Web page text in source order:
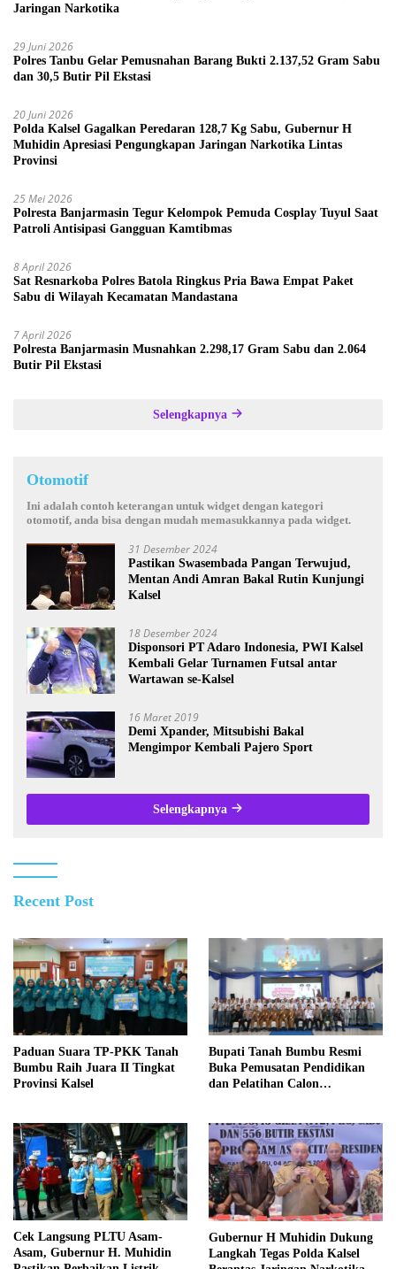
Jaringan Narkotika
29 Juni 2026
Polres Tanbu Gelar Pemusnahan Barang Bukti 2.137,52 Gram Sabu
dan 30,5 Butir Pil Ekstasi
20 Juni 2026
Polda Kalsel Gagalkan Peredaran 128,7 Kg Sabu, Gubernur H
Muhidin Apresiasi Pengungkapan Jaringan Narkotika Lintas
Provinsi
25 Mei 2026
Polresta Banjarmasin Tegur Kelompok Pemuda Cosplay Tuyul Saat
Patroli Antisipasi Gangguan Kamtibmas
8 April 2026
Sat Resnarkoba Polres Batola Ringkus Pria Bawa Empat Paket
Sabu di Wilayah Kecamatan Mandastana
7 April 2026
Polresta Banjarmasin Musnahkan 2.298,17 Gram Sabu dan 2.064
Butir Pil Ekstasi
Selengkapnya
Otomotif
Ini adalah contoh keterangan untuk widget dengan kategori
otomotif, anda bisa dengan mudah memasukkannya pada widget.
31 Desember 2024
Pastikan Swasembada Pangan Terwujud,
Mentan Andi Amran Bakal Rutin Kunjungi
Kalsel
18 Desember 2024
Disponsori PT Adaro Indonesia, PWI Kalsel
Kembali Gelar Turnamen Futsal antar
Wartawan se-Kalsel
16 Maret 2019
Demi Xpander, Mitsubishi Bakal
Mengimpor Kembali Pajero Sport
Selengkapnya
Recent Post
Paduan Suara TP-PKK Tanah
Bumbu Raih Juara II Tingkat
Provinsi Kalsel
Bupati Tanah Bumbu Resmi
Buka Pemusatan Pendidikan
dan Pelatihan Calon
Cek Langsung PLTU Asam-
Asam, Gubernur H. Muhidin
Gubernur H Muhidin Dukung
Langkah Tegas Polda Kalsel